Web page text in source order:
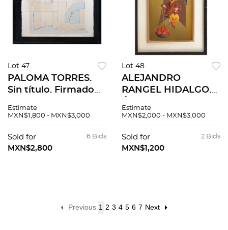
Lot 47
PALOMA TORRES.
Sin título. Firmado
85 y 87. Collage
x 64 cm
Estimate
MXN$1,800 - MXN$3,000
6 Bids
Sold for
MXN$2,800
Lot 48
ALEJANDRO
RANGEL HIDALGO.
(Réplica). Sin firma.
aglomerado. 40 x 30
cm
Estimate
MXN$2,000 - MXN$3,000
2 Bids
Sold for
MXN$1,200
Previous 1 2 3 4 5 6 7 Next